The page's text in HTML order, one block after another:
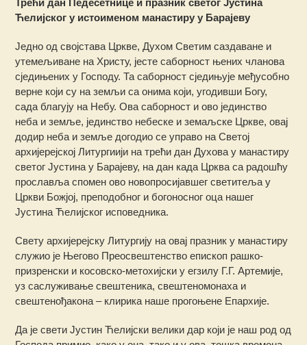
Трећи дан Педесетнице и празник светог Јустина
Ћелијског у истоименом манастиру у Барајеву
Једно од својстава Цркве, Духом Светим саздаване и
утемељиване на Христу, јесте саборност њених чланова
сједињених у Господу. Та саборност сједињује међусобно
верне који су на земљи са онима који, угодивши Богу,
сада благују на Небу. Ова саборност и ово јединство
неба и земље, јединство небеске и земаљске Цркве, овај
додир неба и земље догодио се управо на Светој
архијерејској Литургиији на трећи дан Духова у манастиру
светог Јустина у Барајеву, на дан када Црква са радошћу
прославља спомен ово новопросијавшег светитеља у
Цркви Божјој, преподобног и богоносног оца нашег
Јустина Ћелијског исповедника.
Свету архијерејску Литургију на овај празник у манастиру
служио је Његово Преосвештенство епископ рашко-
призренски и косовско-метохијски у егзилу Г.Г. Артемије,
уз саслуживање свештеника, свештеномонаха и
свештенођакона – клирика наше прогоњене Епархије.
Да је свети Јустин Ћелијски велики дар који је наш род од